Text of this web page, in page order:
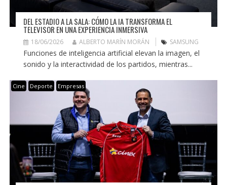
DEL ESTADIO A LA SALA: CÓMO LA IA TRANSFORMA EL
TELEVISOR EN UNA EXPERIENCIA INMERSIVA
18/06/2026 ALBERTO MARÍN MORÁN SAMSUNG
Funciones de inteligencia artificial elevan la imagen, el
sonido y la interactividad de los partidos, mientras...
Cine Deporte Empresas